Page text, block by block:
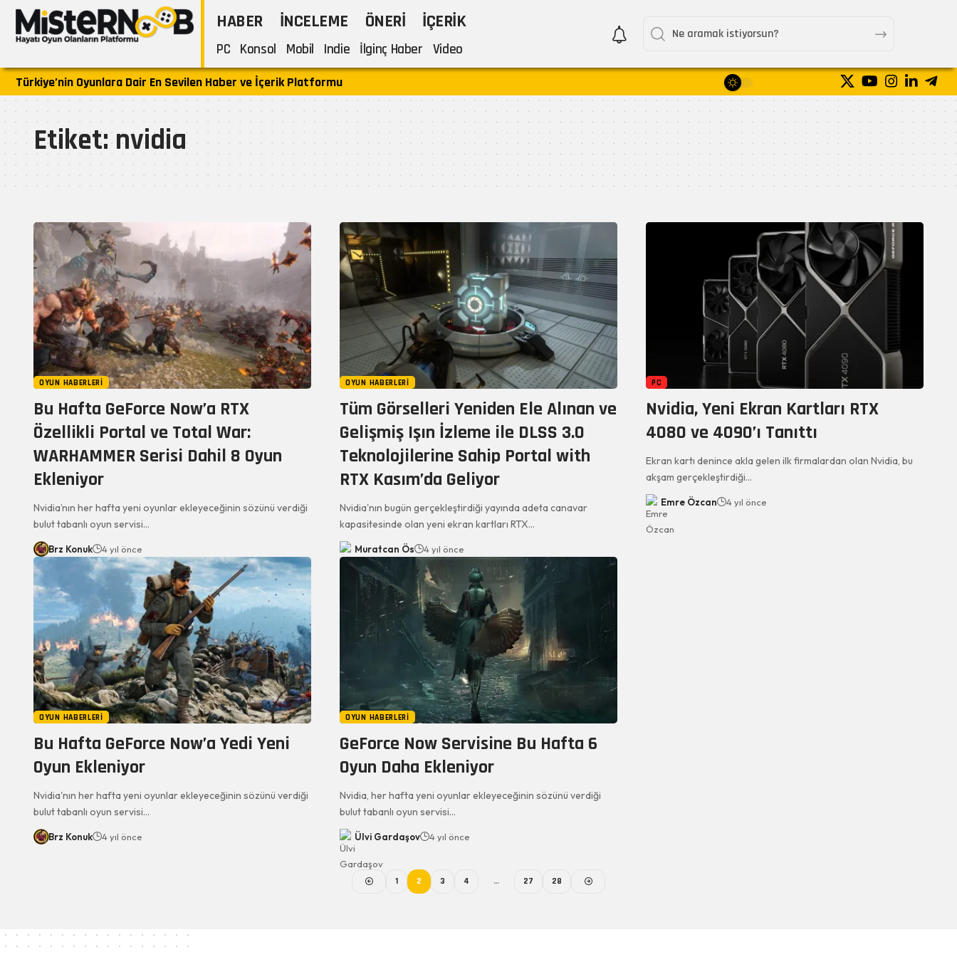
HABER İNCELEME ÖNERI İÇERIK
PC Konsol Mobil Indie İlginç Haber Video
Türkiye’nin Oyunlara Dair En Sevilen Haber ve İçerik Platformu
Etiket:nvidia
OYUN HABERLERI
Bu Hafta GeForce Now’a RTX
Özellikli Portal ve Total War:
WARHAMMER Serisi Dahil 8 Oyun
Ekleniyor
Nvidia’nın her hafta yeni oyunlar ekleyeceğinin sözünü verdiği
bulut tabanlı oyun servisi…
Brz Konuk 4 yıl önce
OYUN HABERLERI
Tüm Görselleri Yeniden Ele Alınan ve
Gelişmiş Işın İzleme ile DLSS 3.0
Teknolojilerine Sahip Portal with
RTX Kasım’da Geliyor
Nvidia'nın bugün gerçekleştirdiği yayında adeta canavar
kapasitesinde olan yeni ekran kartları RTX…
Muratcan Ös 4 yıl önce
PC
Nvidia, Yeni Ekran Kartları RTX
4080 ve 4090’ı Tanıttı
Ekran kartı denince akla gelen ilk firmalardan olan Nvidia, bu
akşam gerçekleştirdiği…
Emre Özcan 4 yıl önce
OYUN HABERLERI
Bu Hafta GeForce Now’a Yedi Yeni
Oyun Ekleniyor
Nvidia'nın her hafta yeni oyunlar ekleyeceğinin sözünü verdiği
bulut tabanlı oyun servisi…
Brz Konuk 4 yıl önce
OYUN HABERLERI
GeForce Now Servisine Bu Hafta 6
Oyun Daha Ekleniyor
Nvidia, her hafta yeni oyunlar ekleyeceğinin sözünü verdiği
bulut tabanlı oyun servisi…
Ülvi Gardaşov 4 yıl önce
1 2 3 4 … 27 28